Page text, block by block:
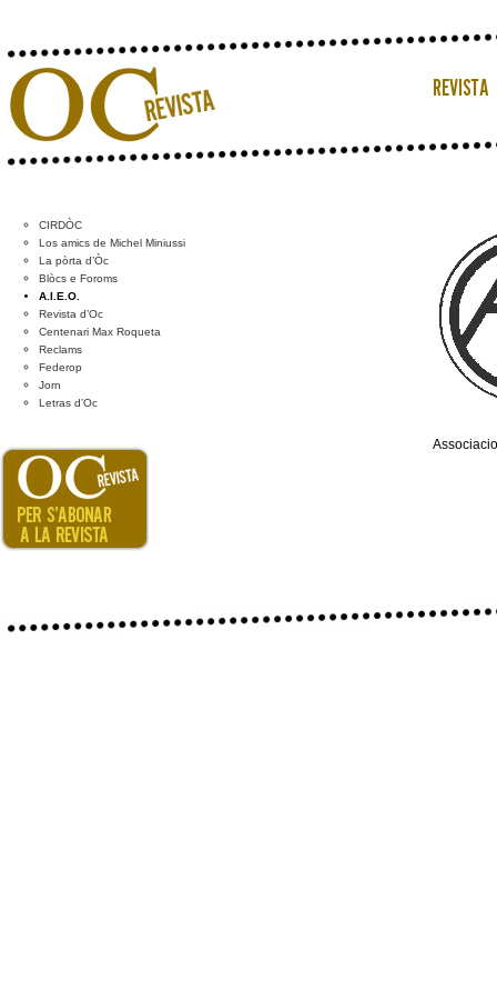
CIRDÒC
Los amics de Michel Miniussi
La pòrta d’Òc
Blòcs e Foroms
A.I.E.O.
Revista d’Oc
Centenari Max Roqueta
Reclams
Federop
Jorn
Letras d’Oc